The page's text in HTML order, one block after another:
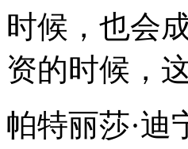
时候，也会
资的时候，
帕特丽莎·迪